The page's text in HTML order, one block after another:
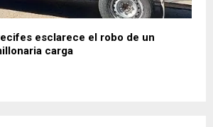
esclarece el robo de un
carga